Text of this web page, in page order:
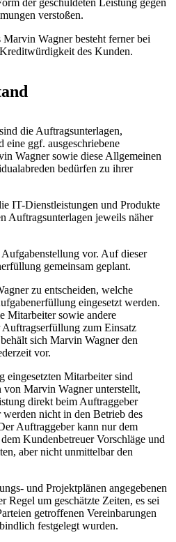
der geschuldeten Leistung gegen
verstoßen.
Wagner besteht ferner bei
des Kunden.
die Auftragsunterlagen,
eine ggf. ausgeschriebene
Wagner sowie diese Allgemeinen
bedürfen zu ihrer
IT-Dienstleistungen und Produkte
Auftragsunterlagen jeweils näher
vor. Auf dieser
gemeinsam geplant.
zu entscheiden, welche
eingesetzt werden.
Mitarbeiter sowie andere
zum Einsatz
sich Marvin Wagner den
vor.
eingesetzten Mitarbeiter sind
von Marvin Wagner unterstellt,
direkt beim Auftraggeber
nicht in den Betrieb des
Auftraggeber kann nur dem
Kundenbetreuer Vorschläge und
aber nicht unmittelbar den
und Projektplänen angegebenen
Regel um geschätzte Zeiten, es sei
getroffenen Vereinbarungen
festgelegt wurden.